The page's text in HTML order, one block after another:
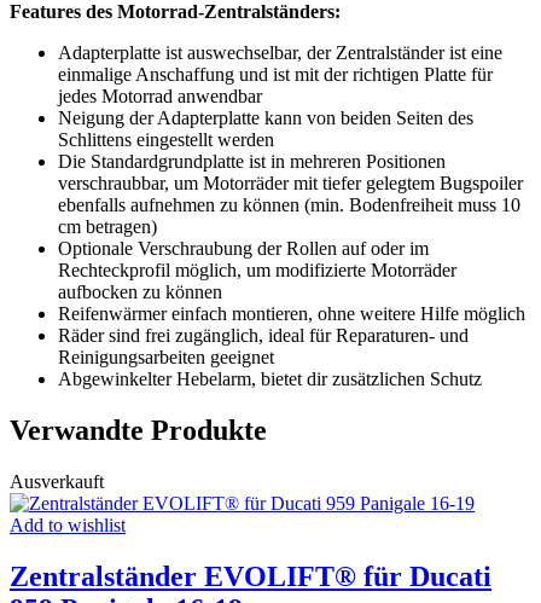
Features des Motorrad-Zentralständers:
Adapterplatte ist auswechselbar, der Zentralständer ist eine
einmalige Anschaffung und ist mit der richtigen Platte für
jedes Motorrad anwendbar
Neigung der Adapterplatte kann von beiden Seiten des
Schlittens eingestellt werden
Die Standardgrundplatte ist in mehreren Positionen
verschraubbar, um Motorräder mit tiefer gelegtem Bugspoiler
ebenfalls aufnehmen zu können (min. Bodenfreiheit muss 10
cm betragen)
Optionale Verschraubung der Rollen auf oder im
Rechteckprofil möglich, um modifizierte Motorräder
aufbocken zu können
Reifenwärmer einfach montieren, ohne weitere Hilfe möglich
Räder sind frei zugänglich, ideal für Reparaturen- und
Reinigungsarbeiten geeignet
Abgewinkelter Hebelarm, bietet dir zusätzlichen Schutz
Verwandte Produkte
Ausverkauft
Add to wishlist
Zentralständer EVOLIFT® für Ducati